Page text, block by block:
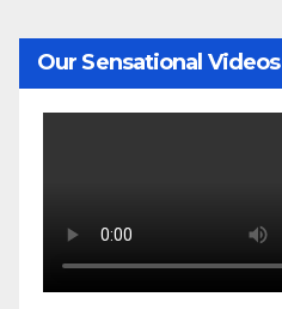
Our Sensational Videos